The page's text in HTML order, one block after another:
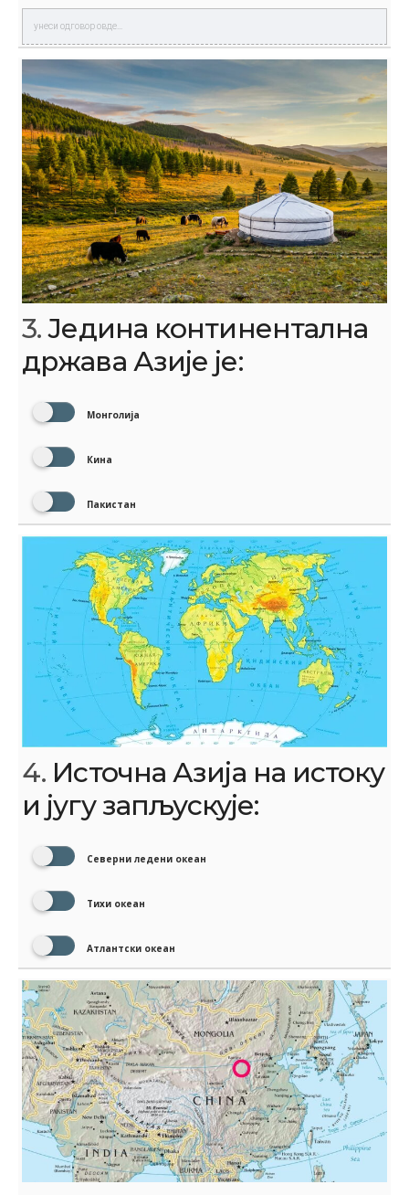
3.Једина континентална
држава Азије је:
Монголија
Кина
Пакистан
4. Источна Азија на истоку
и југу запљускује:
Северни ледени океан
Тихи океан
Атлантски океан